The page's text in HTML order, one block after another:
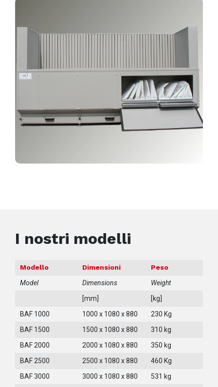
I nostri modelli
Modello Dimensioni
Peso
Model
Dimensions
Weight
[mm]
[kg]
BAF 1000
1000 x 1080 x 880
230 Kg
BAF 1500
1500 x 1080 x 880
310 kg
BAF 2000
2000 x 1080 x 880
350 kg
BAF 2500
2500 x 1080 x 880
460 Kg
BAF 3000
3000 x 1080 x 880
531 kg